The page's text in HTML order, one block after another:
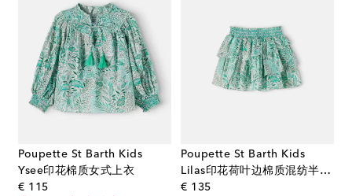
Poupette St Barth Kids
Ysee印花棉质女式上衣
€ 115original price
Poupette St Barth Kids
Lilas印花荷叶边棉质混纺半身裙
€ 135original price